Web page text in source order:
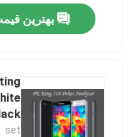
درباره ما
کنترل کیفیت
بهترین
set